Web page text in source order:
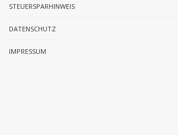
STEUERSPARHINWEIS
DATENSCHUTZ
IMPRESSUM